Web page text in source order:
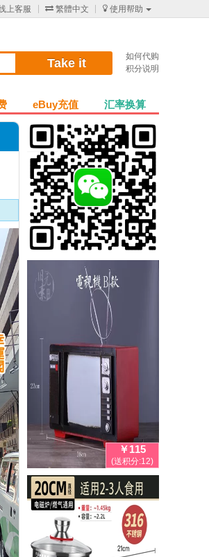
上客服  繁體中文  使用帮助
Take it
如何代购
积分说明
汇率换算
eBuy充值
￥115
(送积分:12)